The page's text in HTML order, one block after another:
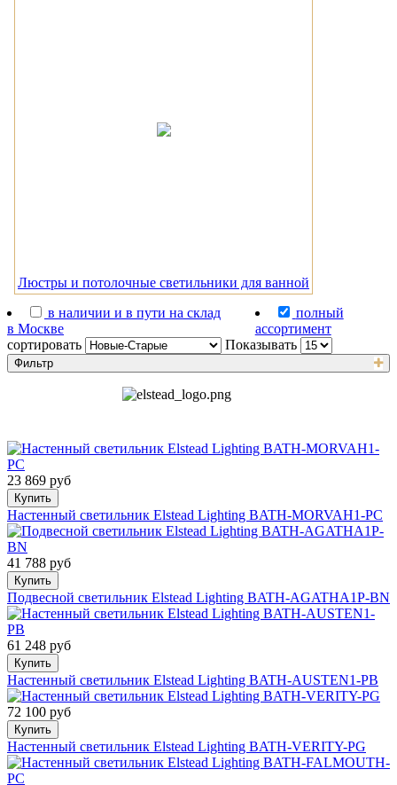
Люстры и потолочные светильники для ванной
в наличии и в пути на склад
в Москве
полный
ассортимент
сортировать
Показывать
Фильтр
23 869 руб
Купить
Настенный светильник Elstead Lighting BATH-MORVAH1-PC
41 788 руб
Купить
Подвесной светильник Elstead Lighting BATH-AGATHA1P-BN
61 248 руб
Купить
Настенный светильник Elstead Lighting BATH-AUSTEN1-PB
72 100 руб
Купить
Настенный светильник Elstead Lighting BATH-VERITY-PG